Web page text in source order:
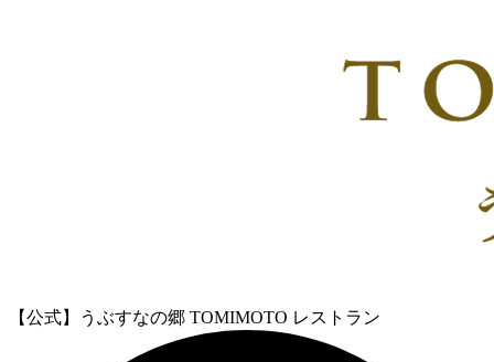
【公式】うぶすなの郷 TOMIMOTO レストラン